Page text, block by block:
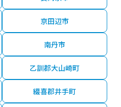
京田辺市
南丹市
乙訓郡大山崎町
綴喜郡井手町